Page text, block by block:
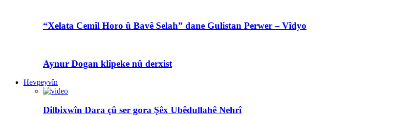
“Xelata Cemîl Horo û Bavê Selah” dane Gulistan Perwer – Vîdyo
Aynur Dogan klîpeke nû derxist
Hevpeyvîn
Dilbixwîn Dara çû ser gora Şêx Ubêdullahê Nehrî